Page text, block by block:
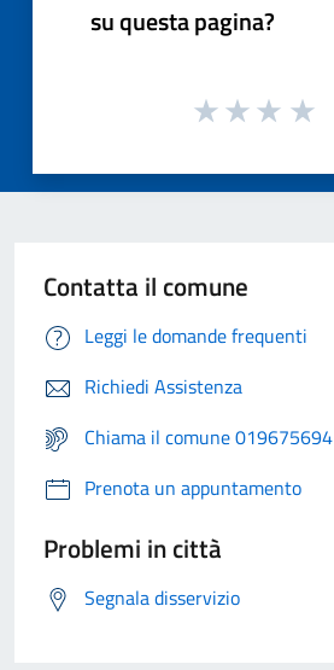
su questa pagina?
Contatta il comune
Leggi le domande frequenti
Richiedi Assistenza
Chiama il comune 019675694
Prenota un appuntamento
Problemi in città
Segnala disservizio